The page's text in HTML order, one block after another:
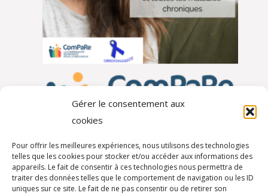
Gérer le consentement aux
cookies
Pour offrir les meilleures expériences, nous utilisons des technologies
telles que les cookies pour stocker et/ou accéder aux informations des
appareils. Le fait de consentir à ces technologies nous permettra de
traiter des données telles que le comportement de navigation ou les ID
uniques sur ce site. Le fait de ne pas consentir ou de retirer son
Autres partenaires